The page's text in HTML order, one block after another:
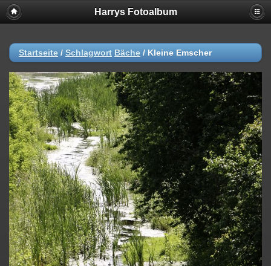
Harrys Fotoalbum
Startseite / Schlagwort Bäche / Kleine Emscher